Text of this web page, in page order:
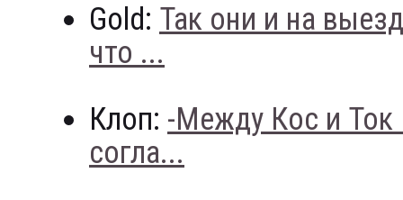
Gold: Так они и на
что ...
Клоп: -Между Кос и
согла...